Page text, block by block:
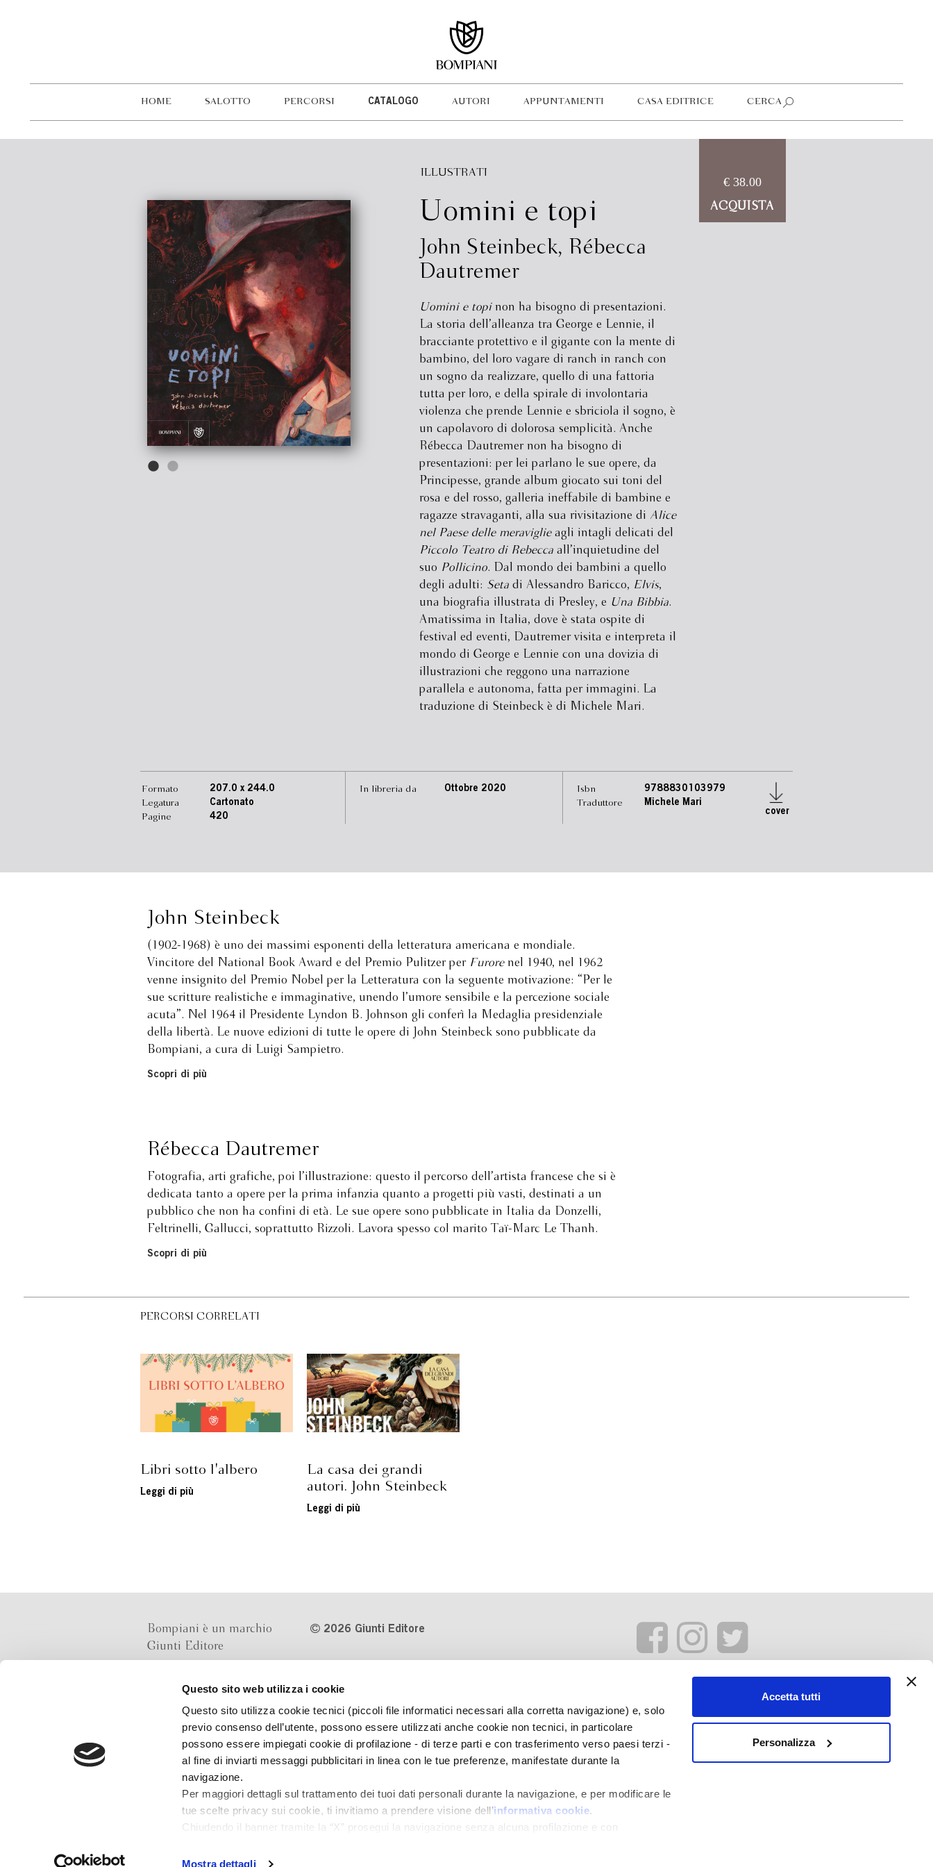
Questo sito web utilizza i cookie
Questo sito utilizza cookie tecnici (piccoli file informatici necessari alla corretta navigazione) e, solo
previo consenso dell’utente, possono essere utilizzati anche cookie non tecnici, in particolare
possono essere impiegati cookie di profilazione - di terze parti e con trasferimento verso paesi terzi -
al fine di inviarti messaggi pubblicitari in linea con le tue preferenze, manifestate durante la
navigazione.
Per maggiori dettagli sul trattamento dei tuoi dati personali durante la navigazione, e per modificare le
tue scelte privacy sui cookie, ti invitiamo a prendere visione dell’informativa cookie.
Chiudendo il banner tramite la “X” prosegui la navigazione senza alcuna profilazione e con
che potrai revocare in ogni momento
Mostra dettagli
Accetta tutti
Personalizza
HOME SALOTTO PERCORSI CATALOGO AUTORI APPUNTAMENTI CASA EDITRICE CERCA
ILLUSTRATI
Uomini e topi
John Steinbeck, Rébecca
Dautremer
Uomini e topi non ha bisogno di presentazioni.
La storia dell’alleanza tra George e Lennie, il
bracciante protettivo e il gigante con la mente di
bambino, del loro vagare di ranch in ranch con
un sogno da realizzare, quello di una fattoria
tutta per loro, e della spirale di involontaria
violenza che prende Lennie e sbriciola il sogno, è
un capolavoro di dolorosa semplicità. Anche
Rébecca Dautremer non ha bisogno di
presentazioni: per lei parlano le sue opere, da
Principesse, grande album giocato sui toni del
rosa e del rosso, galleria ineffabile di bambine e
ragazze stravaganti, alla sua rivisitazione di Alice
nel Paese delle meraviglieagli intagli delicati del
Piccolo Teatro di Rebeccaall’inquietudine del
suo Pollicino. Dal mondo dei bambini a quello
degli adulti: Setadi Alessandro Baricco, Elvis,
una biografia illustrata di Presley, e Una Bibbia.
Amatissima in Italia, dove è stata ospite di
festival ed eventi, Dautremer visita e interpreta il
mondo di George e Lennie con una dovizia di
illustrazioni che reggono una narrazione
parallela e autonoma, fatta per immagini. La
traduzione di Steinbeck è di Michele Mari.
€ 38.00
ACQUISTA
Formato
Legatura
Pagine
207.0 x 244.0
Cartonato
420
In libreria da Ottobre 2020
Isbn
Traduttore
9788830103979
Michele Mari
cover
John Steinbeck
(1902-1968) è uno dei massimi esponenti della letteratura americana e mondiale.
Vincitore del National Book Award e del Premio Pulitzer per Furorenel 1940, nel 1962
venne insignito del Premio Nobel per la Letteratura con la seguente motivazione: “Per le
sue scritture realistiche e immaginative, unendo l’umore sensibile e la percezione sociale
acuta”. Nel 1964 il Presidente Lyndon B. Johnson gli conferì la Medaglia presidenziale
della libertà. Le nuove edizioni di tutte le opere di John Steinbeck sono pubblicate da
Bompiani, a cura di Luigi Sampietro.
Scopri di più
Rébecca Dautremer
Fotografia, arti grafiche, poi l’illustrazione: questo il percorso dell’artista francese che si è
dedicata tanto a opere per la prima infanzia quanto a progetti più vasti, destinati a un
pubblico che non ha confini di età. Le sue opere sono pubblicate in Italia da Donzelli,
Feltrinelli, Gallucci, soprattutto Rizzoli. Lavora spesso col marito Taï-Marc Le Thanh.
Scopri di più
PERCORSI CORRELATI
Libri sotto l'albero
Leggi di più
La casa dei grandi
autori. John Steinbeck
Leggi di più
Bompiani è un marchio
Giunti Editore
Via Bolognese 165,
50139 Firenze
Via G.B.Pirelli 30,
20124 Milano
2026 Giunti Editore
Numero d'iscrizione al Registro
Imprese di Milano REA 1327444
Informativa sulla privacy